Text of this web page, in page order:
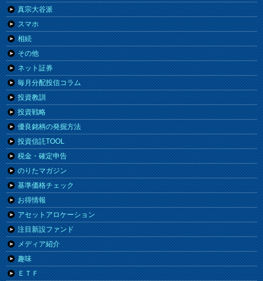
真宗大谷派
スマホ
相続
その他
ネット証券
毎月分配投信コラム
投資教訓
投資戦略
優良銘柄の発掘方法
投資信託TOOL
税金・確定申告
のりたマガジン
基準価格チェック
お得情報
アセットアロケーション
注目新設ファンド
メディア紹介
趣味
ＥＴＦ